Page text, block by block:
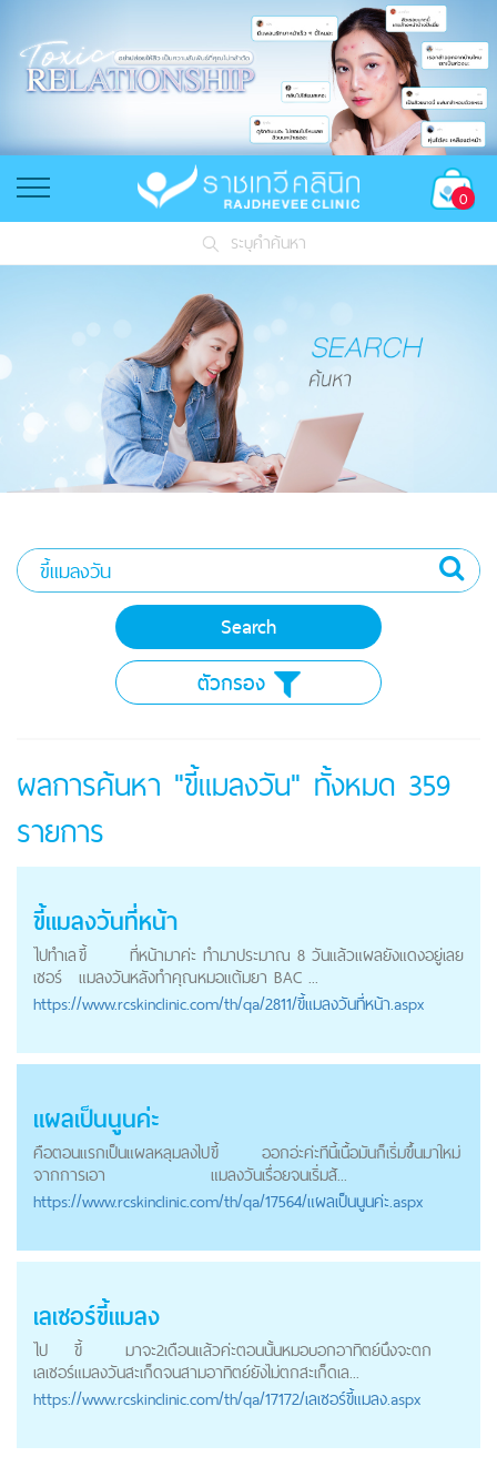
0
ระบุคำค้นหา
ตัวกรอง
ผลการค้นหา "ขี้แมลงวัน" ทั้งหมด 359
รายการ
ขี้แมลงวันที่หน้า
ไปทำเล
เซอร์
ขี้
แมลงวัน
ที่หน้ามาค่ะ ทำมาประมาณ 8 วันแล้วแผลยังแดงอยู่เลย
หลังทำคุณหมอแต้มยา BAC ...
https://www.rcskinclinic.com/th/qa/2811/ขี้แมลงวันที่หน้า.aspx
แผลเป็นนูนค่ะ
คือตอนแรกเป็นแผลหลุมลงไป
จากการเอา
ขี้
แมลงวัน
ออกอ่ะค่ะทีนี้เนื้อมันก็เริ่มขึ้นมาใหม่
เรื่อยจนเริ่มสั...
https://www.rcskinclinic.com/th/qa/17564/แผลเป็นนูนค่ะ.aspx
เลเซอร์ขี้แมลง
ไป
เลเซอร์
ขี้
แมลงวัน
มาจะ2เดือนแล้วค่ะตอนนั้นหมอบอกอาทิตย์นึงจะตก
สะเก็ดจนสามอาทิตย์ยังไม่ตกสะเก็ดเล...
https://www.rcskinclinic.com/th/qa/17172/เลเซอร์ขี้แมลง.aspx